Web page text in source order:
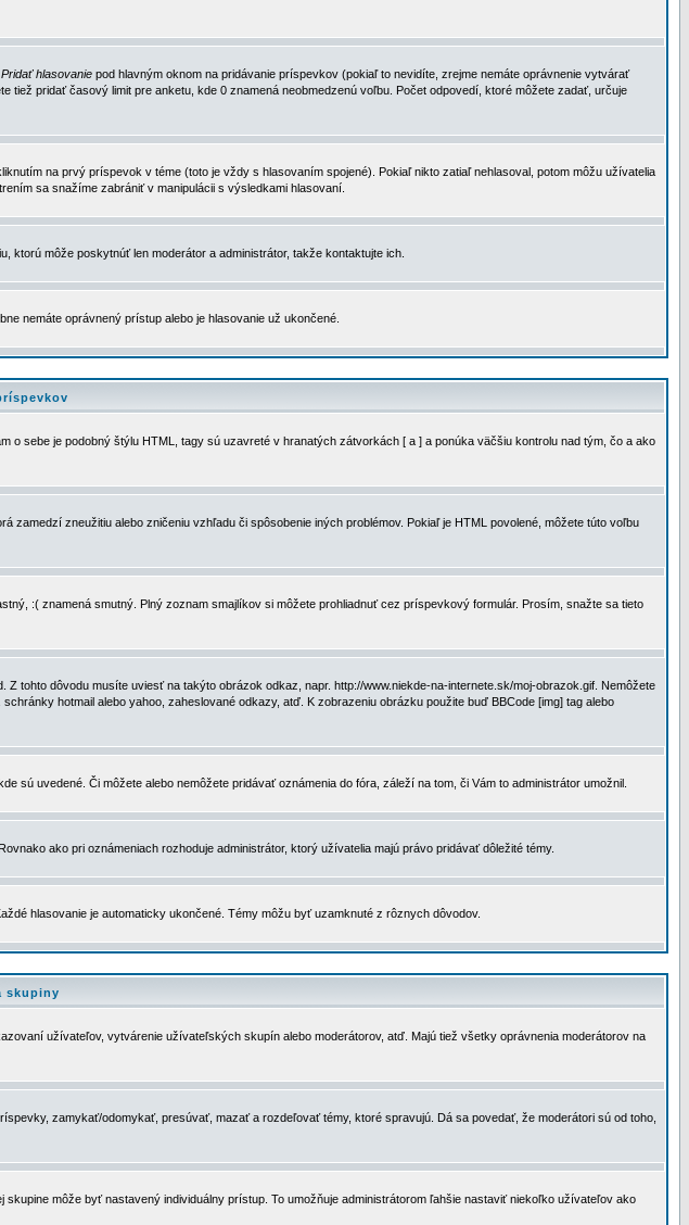
Pridať hlasovanie pod hlavným oknom na pridávanie príspevkov (pokiaľ to nevidíte, zrejme nemáte oprávnenie vytvárať
tiež pridať časový limit pre anketu, kde 0 znamená neobmedzenú voľbu. Počet odpovedí, ktoré môžete zadať, určuje
na prvý príspevok v téme (toto je vždy s hlasovaním spojené). Pokiaľ nikto zatiaľ nehlasoval, potom môžu užívatelia
sa snažíme zabrániť v manipulácii s výsledkami hlasovaní.
ktorú môže poskytnúť len moderátor a administrátor, takže kontaktujte ich.
nemáte oprávnený prístup alebo je hlasovanie už ukončené.
o sebe je podobný štýlu HTML, tagy sú uzavreté v hranatých zátvorkách [ a ] a ponúka väčšiu kontrolu nad tým, čo a ako
zamedzí zneužitiu alebo zničeniu vzhľadu či spôsobenie iných problémov. Pokiaľ je HTML povolené, môžete túto voľbu
:( znamená smutný. Plný zoznam smajlíkov si môžete prohliadnuť cez príspevkový formulár. Prosím, snažte sa tieto
tohto dôvodu musíte uviesť na takýto obrázok odkaz, napr. http://www.niekde-na-internete.sk/moj-obrazok.gif. Nemôžete
hotmail alebo yahoo, zaheslované odkazy, atď. K zobrazeniu obrázku použite buď BBCode [img] tag alebo
uvedené. Či môžete alebo nemôžete pridávať oznámenia do fóra, záleží na tom, či Vám to administrátor umožnil.
ako pri oznámeniach rozhoduje administrátor, ktorý užívatelia majú právo pridávať dôležité témy.
hlasovanie je automaticky ukončené. Témy môžu byť uzamknuté z rôznych dôvodov.
skupiny
užívateľov, vytvárenie užívateľských skupín alebo moderátorov, atď. Majú tiež všetky oprávnenia moderátorov na
zamykať/odomykať, presúvať, mazať a rozdeľovať témy, ktoré spravujú. Dá sa povedať, že moderátori sú od toho,
môže byť nastavený individuálny prístup. To umožňuje administrátorom ľahšie nastaviť niekoľko užívateľov ako